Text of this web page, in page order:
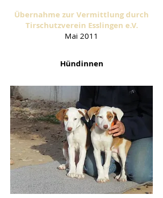
Übernahme zur Vermittlung durch
Tirschutzverein Esslingen e.V.
Mai 2011
Hündinnen